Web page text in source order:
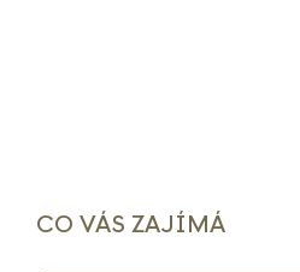
CO VÁS ZAJÍMÁ